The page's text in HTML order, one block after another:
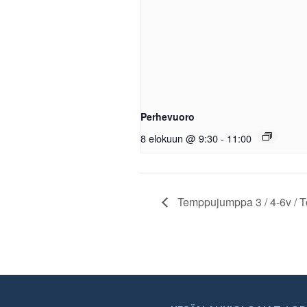
Perhevuoro
8 elokuun @ 9:30- 11:00
Temppujumppa 3 / 4-6v /